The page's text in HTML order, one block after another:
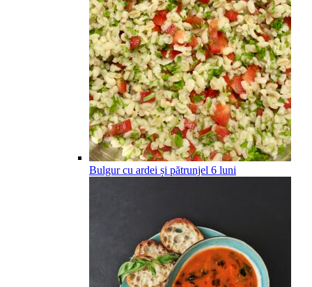
Bulgur cu ardei și pătrunjel 6 luni